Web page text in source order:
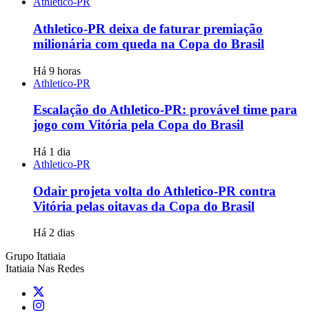
Athletico-PR deixa de faturar premiação
milionária com queda na Copa do Brasil
Há 9 horas
Athletico-PR
Escalação do Athletico-PR: provável time para
jogo com Vitória pela Copa do Brasil
Há 1 dia
Athletico-PR
Odair projeta volta do Athletico-PR contra
Vitória pelas oitavas da Copa do Brasil
Há 2 dias
Grupo Itatiaia
Itatiaia Nas Redes